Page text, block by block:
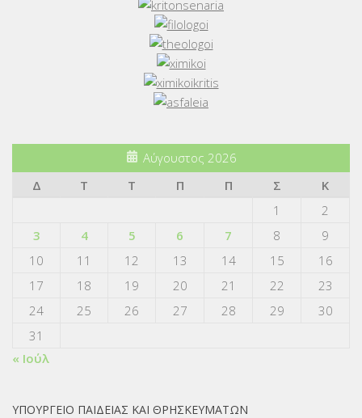
Αύγουστος 2026
Δ
Τ Τ Π Π Σ
Κ
1
2
3
4 5 6 7 8
9
10
11 12 13 14 15
16
17
18 19 20 21 22
23
24
25 26 27 28 29
30
31
« Ιούλ
ΥΠΟΥΡΓΕΙΟ ΠΑΙΔΕΙΑΣ ΚΑΙ ΘΡΗΣΚΕΥΜΑΤΩΝ